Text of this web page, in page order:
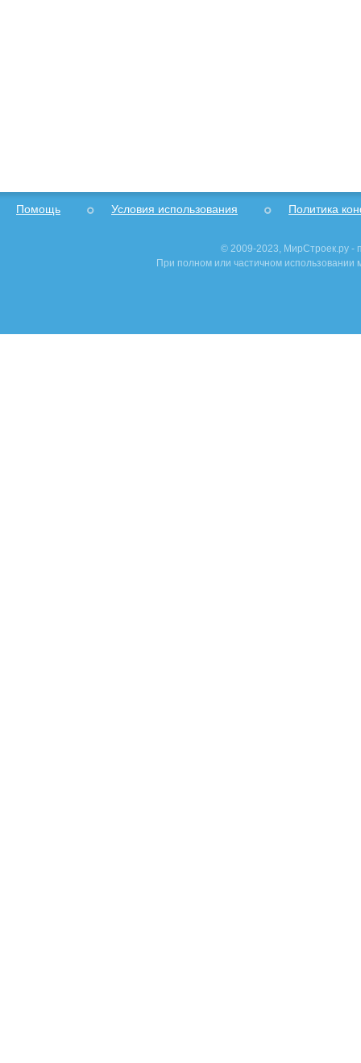
Помощь Условия использования Политика
© 2009-2023, МирСтроек.ру -
При полном или частичном использовании